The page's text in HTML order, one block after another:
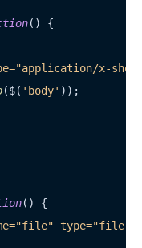
( ) {
x-
($( 'body' ));
( ) {
type="file"/